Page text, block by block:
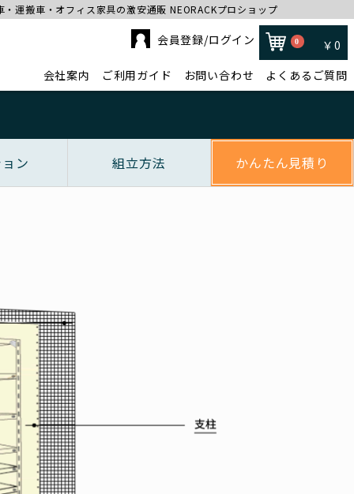
運搬車・オフィス家具の激安通販 NEORACKプロショップ
会員登録/ログイン 0
￥0
会社案内
ご利用ガイド お問い合わせ よくあるご質問
ン 組立方法 かんたん見積り